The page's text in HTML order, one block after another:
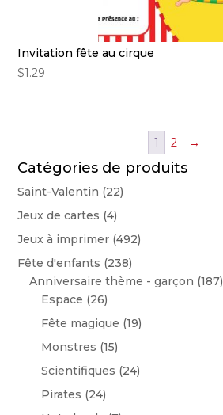
Invitation fête au cirque
$1.29
1 2 →
Catégories de produits
Saint-Valentin (22)
Jeux de cartes (4)
Jeux à imprimer (492)
Fête d'enfants (238)
Anniversaire thème - garçon (187)
Espace (26)
Fête magique (19)
Monstres (15)
Scientifiques (24)
Pirates (24)